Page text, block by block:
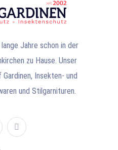
Jahre schon in der
zu Hause. Unser
Insekten- und
und Stilgarnituren.